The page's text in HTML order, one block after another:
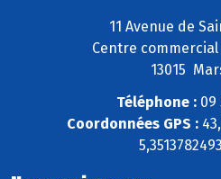
11 Avenue de
Centre
13015
Téléphone : 09
Coordonnées GPS :